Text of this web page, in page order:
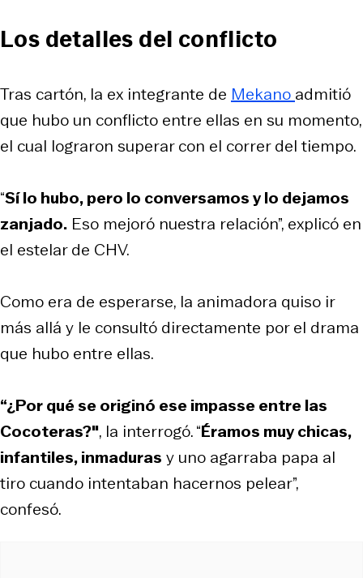
Los detalles del conflicto
Tras cartón, la ex integrante de Mekano admitió
que hubo un conflicto entre ellas en su momento,
el cual lograron superar con el correr del tiempo.
“Sí lo hubo, pero lo conversamos y lo dejamos
zanjado. Eso mejoró nuestra relación”, explicó en
el estelar de CHV.
Como era de esperarse, la animadora quiso ir
más allá y le consultó directamente por el drama
que hubo entre ellas.
“¿Por qué se originó ese impasse entre las
Cocoteras?", la interrogó. “Éramos muy chicas,
infantiles, inmaduras y uno agarraba papa al
tiro cuando intentaban hacernos pelear”,
confesó.